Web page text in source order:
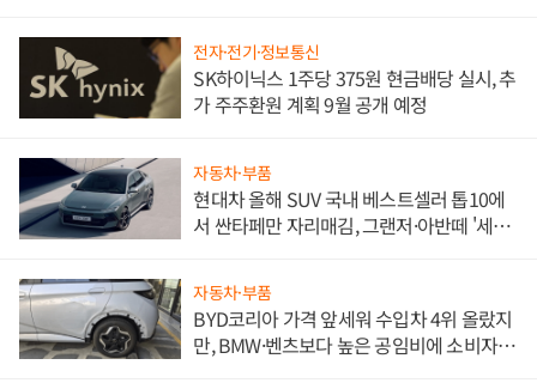
전자·전기·정보통신
SK하이닉스 1주당 375원 현금배당 실시, 추
가 주주환원 계획 9월 공개 예정
자동차·부품
현대차 올해 SUV 국내 베스트셀러 톱10에
서 싼타페만 자리매김, 그랜저·아반떼 '세단
자동차·부품
BYD코리아 가격 앞세워 수입차 4위 올랐지
만, BMW·벤츠보다 높은 공임비에 소비자